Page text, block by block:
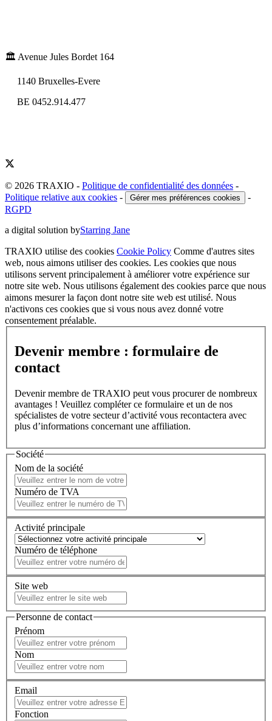
🏛️ Avenue Jules Bordet 164
1140 Bruxelles-Evere
BE 0452.914.477
© 2026 TRAXIO - Politique de confidentialité des données -
Politique relative aux cookies - Gérer mes préférences cookies
-
RGPD
a digital solution byStarring Jane
TRAXIO utilise des cookies Cookie Policy Comme d'autres sites
web, nous aimons utiliser des cookies. Les cookies que nous
utilisons servent principalement à améliorer votre expérience sur
notre site web. Nous utilisons également des cookies parce que nous
aimons mesurer la façon dont notre site web est utilisé. Nous
n'activons ces cookies que si vous nous avez donné votre
consentement préalable.
Devenir membre : formulaire de
contact
Devenir membre de TRAXIO peut vous procurer de nombreux
avantages ! Veuillez compléter ce formulaire et un de nos
spécialistes de votre secteur d’activité vous recontactera avec
plus d’informations concernant une affiliation.
Société
Nom de la société
Numéro de TVA
Activité principale
Numéro de téléphone
Site web
Personne de contact
Prénom
Nom
Email
Fonction